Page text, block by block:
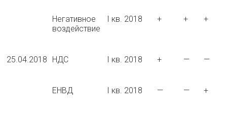
Негативное
воздействие
I кв. 2018 + + +
25.04.2018 НДС I кв. 2018 + — —
ЕНВД I кв. 2018 — — +